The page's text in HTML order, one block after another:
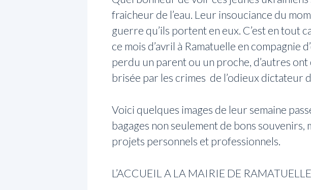
fraicheur de l’eau. Leur insouciance du
guerre qu’ils portent en eux. C’est en tout
ce mois d’avril à Ramatuelle en compagnie
perdu un parent ou un proche, d’autres
brisée par les crimes de l’odieux dictateur
Voici quelques images de leur semaine
bagages non seulement de bons
projets personnels et professionnels.
L’ACCUEIL A LA MAIRIE DE